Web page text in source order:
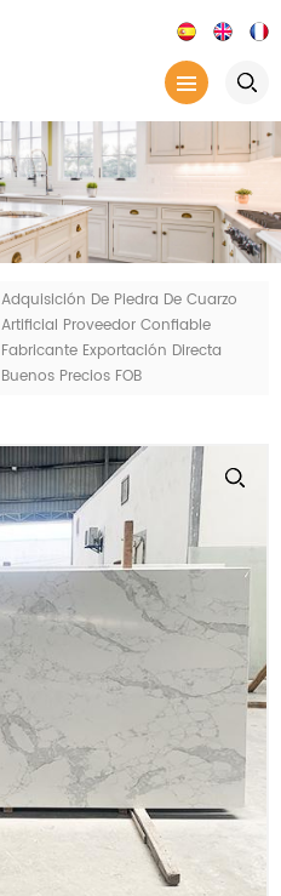
Adquisición De Piedra De Cuarzo
Artificial Proveedor Confiable
Fabricante Exportación Directa
Buenos Precios FOB